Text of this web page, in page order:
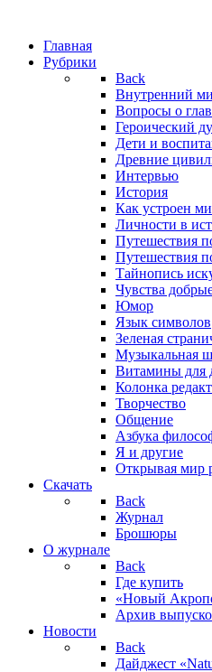
Главная
Рубрики
Back
Внутренний
Вопросы о
Героический
Дети и
Древние
Интервью
История
Как устроен
Личности в
Путешествия
Путешествия
Тайнопись
Чувства
Юмор
Язык символов
Зеленая
Музыкальная
Витамины для
Колонка
Творчество
Общение
Азбука
Я и другие
Открывая мир
Скачать
Back
Журнал
Брошюры
О журнале
Back
Где купить
«Новый
Архив
Новости
Back
Дайджест